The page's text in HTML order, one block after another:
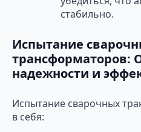
стабильно.
Испытание
трансформаторов:
надежности и
Испытание сварочных
в себя: